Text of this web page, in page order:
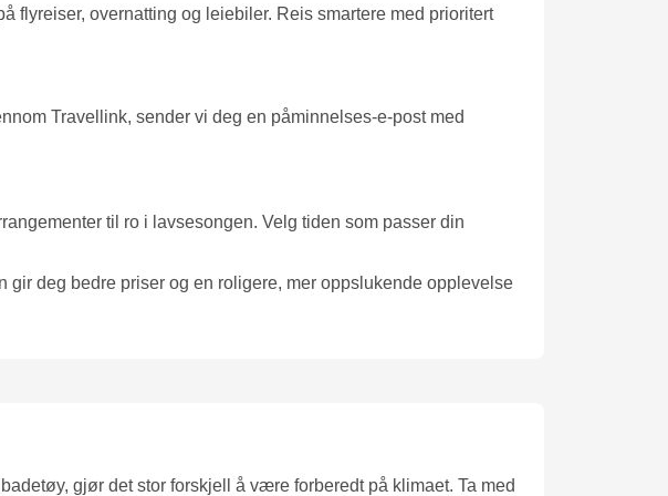
flyreiser, overnatting og leiebiler. Reis smartere med prioritert
Travellink, sender vi deg en påminnelses-e-post med
til ro i lavsesongen. Velg tiden som passer din
deg bedre priser og en roligere, mer oppslukende opplevelse
gjør det stor forskjell å være forberedt på klimaet. Ta med